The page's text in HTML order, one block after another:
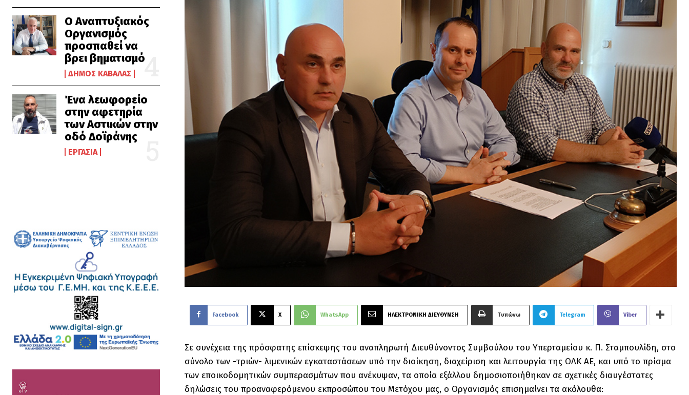
Ο Αναπτυξιακός
Οργανισμός
προσπαθεί να
βρει βηματισμό
ΔΉΜΟΣ ΚΑΒΆΛΑΣ
Ένα λεωφορείο
στην αφετηρία
των Αστικών στην
οδό Δοϊράνης
ΕΡΓΑΣΊΑ
Facebook X WhatsApp ΗΛΕΚΤΡΟΝΙΚΗ ΔΙΕΥΘΥΝΣΗ Τυπώνω Telegram Viber
Σε συνέχεια της πρόσφατης επίσκεψης του αναπληρωτή Διευθύνοντος Συμβούλου του Υπερταμείου κ. Π. Σταμπουλίδη, στο
σύνολο των -τριών- λιμενικών εγκαταστάσεων υπό την διοίκηση, διαχείριση και λειτουργία της ΟΛΚ ΑΕ, και υπό το πρίσμα
των εποικοδομητικών συμπερασμάτων που ανέκυψαν, τα οποία εξάλλου δημοσιοποιήθηκαν σε σχετικές διαυγέστατες
δηλώσεις του προαναφερόμενου εκπροσώπου του Μετόχου μας, ο Οργανισμός επισημαίνει τα ακόλουθα: